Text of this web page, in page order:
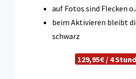
auf Fotos sind Flecken
beim Aktivieren bleibt
schwarz
129,95€ / 4